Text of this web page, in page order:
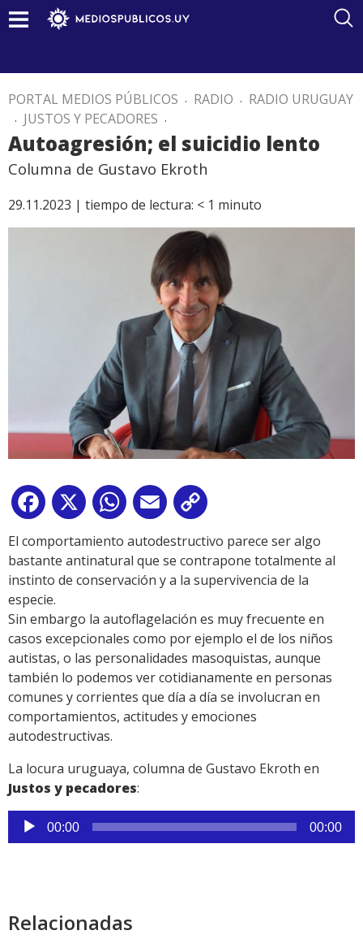
PORTAL MEDIOS PÚBLICOS . RADIO . RADIO URUGUAY
. JUSTOS Y PECADORES .
Autoagresión; el suicidio lento
Columna de Gustavo Ekroth
29.11.2023 | tiempo de lectura: < 1 minuto
Facebook
X WhatsApp
Email
Link
El comportamiento autodestructivo parece ser algo
bastante antinatural que se contrapone totalmente al
instinto de conservación y a la supervivencia de la
especie.
Sin embargo la autoflagelación es muy frecuente en
casos excepcionales como por ejemplo el de los niños
autistas, o las personalidades masoquistas, aunque
también lo podemos ver cotidianamente en personas
comunes y corrientes que día a día se involucran en
comportamientos, actitudes y emociones
autodestructivas.
La locura uruguaya, columna de Gustavo Ekroth en
Justos y pecadores:
Reproductor
de
00:00 00:00
Relacionadas